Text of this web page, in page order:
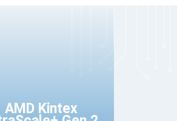
AMD Kintex